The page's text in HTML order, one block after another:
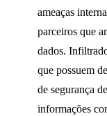
ameaças
parceiros que
dados.
que possuem
de segurança
informações